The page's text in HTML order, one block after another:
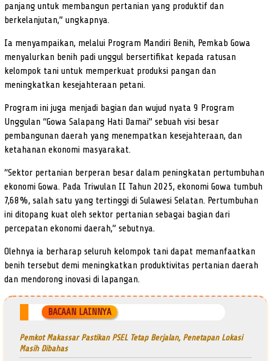
panjang untuk membangun pertanian yang produktif dan
berkelanjutan,” ungkapnya.
Ia menyampaikan, melalui Program Mandiri Benih, Pemkab Gowa
menyalurkan benih padi unggul bersertifikat kepada ratusan
kelompok tani untuk memperkuat produksi pangan dan
meningkatkan kesejahteraan petani.
Program ini juga menjadi bagian dan wujud nyata 9 Program
Unggulan “Gowa Salapang Hati Damai” sebuah visi besar
pembangunan daerah yang menempatkan kesejahteraan, dan
ketahanan ekonomi masyarakat.
“Sektor pertanian berperan besar dalam peningkatan pertumbuhan
ekonomi Gowa. Pada Triwulan II Tahun 2025, ekonomi Gowa tumbuh
7,68%, salah satu yang tertinggi di Sulawesi Selatan. Pertumbuhan
ini ditopang kuat oleh sektor pertanian sebagai bagian dari
percepatan ekonomi daerah,” sebutnya.
Olehnya ia berharap seluruh kelompok tani dapat memanfaatkan
benih tersebut demi meningkatkan produktivitas pertanian daerah
dan mendorong inovasi di lapangan.
BACAAN LAINNYA
Pemkot Makassar Pastikan PSEL Tetap Berjalan, Penetapan Lokasi
Masih Dibahas